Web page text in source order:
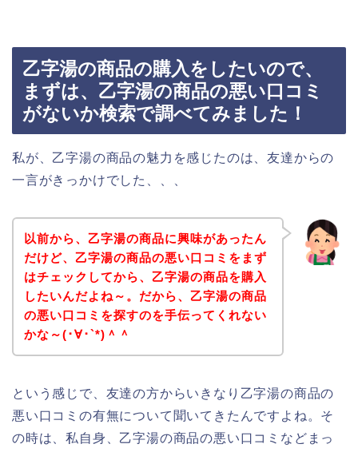
乙字湯の商品の購入をしたいので、
まずは、乙字湯の商品の悪い口コミ
がないか検索で調べてみました！
私が、乙字湯の商品の魅力を感じたのは、友達からの
一言がきっかけでした、、、
以前から、乙字湯の商品に興味があったん
だけど、乙字湯の商品の悪い口コミをまず
はチェックしてから、乙字湯の商品を購入
したいんだよね～。だから、乙字湯の商品
の悪い口コミを探すのを手伝ってくれない
かな～(･∀･`*)＾＾
という感じで、友達の方からいきなり乙字湯の商品の
悪い口コミの有無について聞いてきたんですよね。そ
の時は、私自身、乙字湯の商品の悪い口コミなどまっ